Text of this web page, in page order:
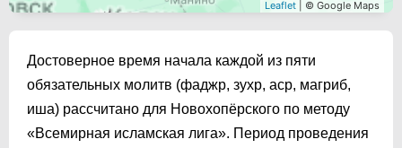
Leaflet | © Google Maps
Достоверное время начала каждой из пяти
обязательных молитв (фаджр, зухр, аср, магриб,
иша) рассчитано для Новохопёрского по методу
«Всемирная исламская лига». Период проведения